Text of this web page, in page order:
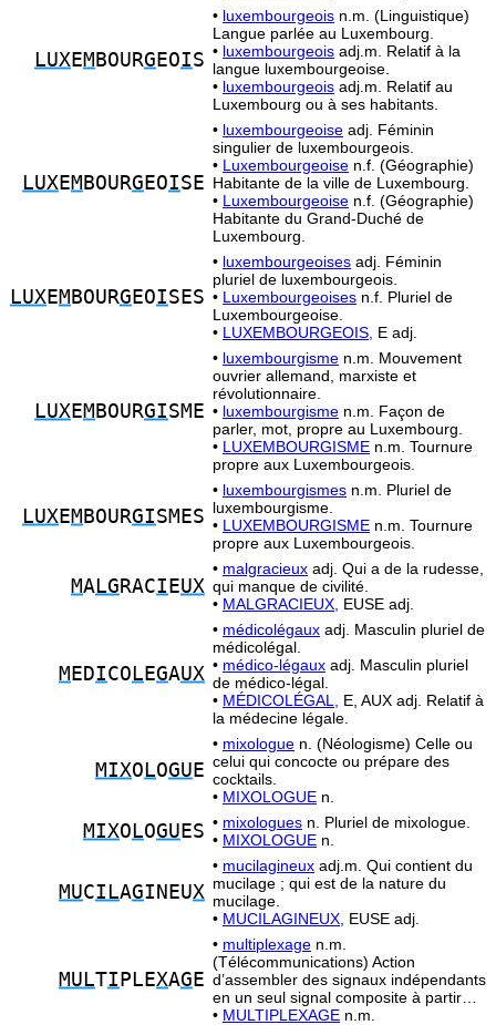
LUXEM BOURG EOIS
• luxembourgeois n.m. (Linguistique)
Langue parlée au Luxembourg.
• luxembourgeois adj.m. Relatif à la
langue luxembourgeoise.
• luxembourgeois adj.m. Relatif au
Luxembourg ou à ses habitants.
LUXEM BOURG EOISE
• luxembourgeoise adj. Féminin
singulier de luxembourgeois.
• Luxembourgeoise n.f. (Géographie)
Habitante de la ville de Luxembourg.
• Luxembourgeoise n.f. (Géographie)
Habitante du Grand-Duché de
Luxembourg.
LUXEM BOURG EOISES
• luxembourgeoises adj. Féminin
pluriel de luxembourgeois.
• Luxembourgeoises n.f. Pluriel de
Luxembourgeoise.
• LUXEMBOURGEOIS, E adj.
LUXEM BOURGISME
• luxembourgisme n.m. Mouvement
ouvrier allemand, marxiste et
révolutionnaire.
• luxembourgisme n.m. Façon de
parler, mot, propre au Luxembourg.
• LUXEMBOURGISME n.m. Tournure
propre aux Luxembourgeois.
LUXEM BOURGISMES
• luxembourgismes n.m. Pluriel de
luxembourgisme.
• LUXEMBOURGISME n.m. Tournure
propre aux Luxembourgeois.
MALG RACI EUX
• malgracieux adj. Qui a de la rudesse,
qui manque de civilité.
• MALGRACIEUX, EUSE adj.
M EDICO L EGAUX
• médicolégaux adj. Masculin pluriel de
médicolégal.
• médico-légaux adj. Masculin pluriel
de médico-légal.
• MÉDICOLÉGAL,
E, AUX adj. Relatif à
la médecine légale.
MIXO LOGU E
• mixologue n. (Néologisme) Celle ou
celui qui concocte ou prépare des
cocktails.
• MIXOLOGUE n.
MIXO LOGU ES • mixologues n. Pluriel de mixologue.
• MIXOLOGUE n.
MUCILAGINEUX
• mucilagineux adj.m. Qui contient du
mucilage ; qui est de la nature du
mucilage.
• MUCILAGINEUX, EUSE adj.
MULTI PLEXAG E
• multiplexage n.m.
(Télécommunications) Action
d’assembler des signaux indépendants
en un seul signal composite à partir…
• MULTIPLEXAGE n.m.